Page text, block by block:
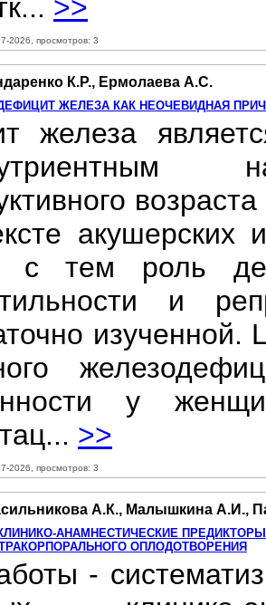
>>
2026, просмотров: 3
К.Р., Ермолаева А.С.
ЖЕЛЕЗА КАК НЕОЧЕВИДНАЯ
железа
акушерских
с тем роль
и
у
>>
2026, просмотров: 3
А.К., Малышкина А.И.,
АНАМНЕСТИЧЕСКИЕ
ОПЛОДОТВОРЕНИЯ
-